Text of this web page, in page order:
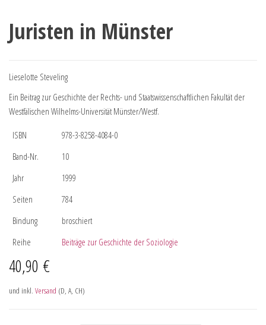
Juristen in Münster
Lieselotte Steveling
Ein Beitrag zur Geschichte der Rechts- und Staatswissenschaftlichen Fakultät der
Westfälischen Wilhelms-Universität Münster/Westf.
ISBN
978-3-8258-4084-0
Band-Nr.
10
Jahr
1999
Seiten
784
Bindung
broschiert
Reihe
Beiträge zur Geschichte der Soziologie
40,90 €
und inkl. Versand (D, A, CH)